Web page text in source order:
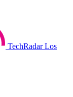
TechRadar Los